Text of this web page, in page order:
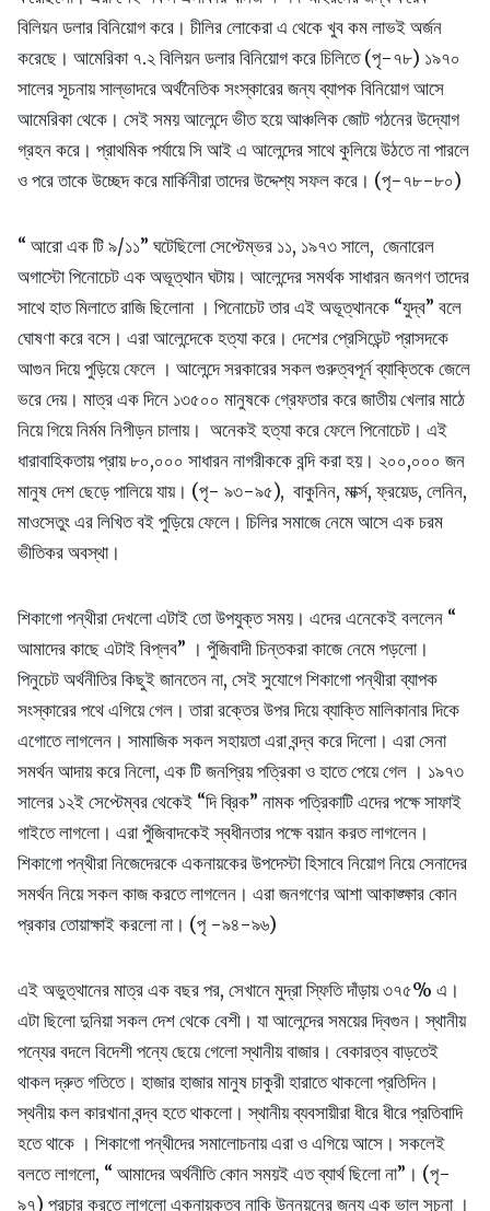
বিলিয়ন ডলার বিনিয়োগ করে। চীলির লোকেরা এ থেকে খুব কম লাভই অর্জন
করেছে। আমেরিকা ৭.২ বিলিয়ন ডলার বিনিয়োগ করে চিলিতে (পৃ-৭৮) ১৯৭০
সালের সূচনায় সাল্ভাদরে অর্থনৈতিক সংস্কারের জন্য ব্যাপক বিনিয়োগ আসে
আমেরিকা থেকে। সেই সময় আলেন্দে ভীত হয়ে আঞ্চলিক জোট গঠনের উদ্যোগ
গ্রহন করে। প্রাথমিক পর্যায়ে সি আই এ আলেন্দের সাথে কুলিয়ে উঠতে না পারলে
ও পরে তাকে উচ্ছেদ করে মার্কিনীরা তাদের উদ্দেশ্য সফল করে। (পৃ-৭৮-৮০)
“ আরো এক টি ৯/১১” ঘটেছিলো সেপ্টেম্ভর ১১, ১৯৭৩ সালে, জেনারেল
অগাস্টো পিনোচেট এক অভূত্থান ঘটায়। আলেন্দের সমর্থক সাধারন জনগণ তাদের
সাথে হাত মিলাতে রাজি ছিলোনা । পিনোচেট তার এই অভূত্থানকে “যুদ্ব” বলে
ঘোষণা করে বসে। এরা আলেন্দেকে হত্যা করে। দেশের প্রেসিডেন্ট প্রাসদকে
আগুন দিয়ে পুড়িয়ে ফেলে । আলেন্দে সরকারের সকল গুরুত্বপূর্ন ব্যাক্তিকে জেলে
ভরে দেয়। মাত্র এক দিনে ১৩৫০০ মানুষকে গ্রেফতার করে জাতীয় খেলার মাঠে
নিয়ে গিয়ে নির্মম নিপীড়ন চালায়। অনেকই হত্যা করে ফেলে পিনোচেট। এই
ধারাবাহিকতায় প্রায় ৮০,০০০ সাধারন নাগরীককে বন্দি করা হয়। ২০০,০০০ জন
মানুষ দেশ ছেড়ে পালিয়ে যায়। (পৃ- ৯৩-৯৫), বাকুনিন, মার্ক্স, ফ্রয়েড, লেনিন,
মাওসেতুং এর লিখিত বই পুড়িয়ে ফেলে। চিলির সমাজে নেমে আসে এক চরম
ভীতিকর অবস্থা।
শিকাগো পন্থীরা দেখলো এটাই তো উপযুক্ত সময়। এদের এনেকেই বললেন “
আমাদের কাছে এটাই বিপ্লব” । পুঁজিবাদী চিন্তকরা কাজে নেমে পড়লো।
পিনুচেট অর্থনীতির কিছুই জানতেন না, সেই সুযোগে শিকাগো পন্থীরা ব্যাপক
সংস্কারের পথে এগিয়ে গেল। তারা রক্তের উপর দিয়ে ব্যাক্তি মালিকানার দিকে
এগোতে লাগলেন। সামাজিক সকল সহায়তা এরা বন্দ্ব করে দিলো। এরা সেনা
সমর্থন আদায় করে নিলো, এক টি জনপ্রিয় পত্রিকা ও হাতে পেয়ে গেল । ১৯৭৩
সালের ১২ই সেপ্টেম্বর থেকেই “দি ব্রিক” নামক পত্রিকাটি এদের পক্ষে সাফাই
গাইতে লাগলো। এরা পুঁজিবাদকেই স্বধীনতার পক্ষে বয়ান করত লাগলেন।
শিকাগো পন্থীরা নিজেদেরকে একনায়কের উপদেস্টা হিসাবে নিয়োগ নিয়ে সেনাদের
সমর্থন নিয়ে সকল কাজ করতে লাগলেন। এরা জনগণের আশা আকাঙ্ক্ষার কোন
প্রকার তোয়াক্ষাই করলো না। (পৃ -৯৪-৯৬)
এই অভুত্থানের মাত্র এক বছর পর, সেখানে মুদ্রা স্ফিতি দাঁড়ায় ৩৭৫% এ।
এটা ছিলো দুনিয়া সকল দেশ থেকে বেশী। যা আলেন্দের সময়ের দ্বিগুন। স্থানীয়
পন্যের বদলে বিদেশী পন্যে ছেয়ে গেলো স্থানীয় বাজার। বেকারত্ব বাড়তেই
থাকল দ্রুত গতিতে। হাজার হাজার মানুষ চাকুরী হারাতে থাকলো প্রতিদিন।
স্থনীয় কল কারখানা বন্দ্ব হতে থাকলো। স্থানীয় ব্যবসায়ীরা ধীরে ধীরে প্রতিবাদি
হতে থাকে । শিকাগো পন্থীদের সমালোচনায় এরা ও এগিয়ে আসে। সকলেই
বলতে লাগলো, “ আমাদের অর্থনীতি কোন সময়ই এত ব্যার্থ ছিলো না”। (পৃ-
৯৭) প্রচার করতে লাগলো একনায়কত্ব নাকি উন্নয়নের জন্য এক ভাল সূচনা ।